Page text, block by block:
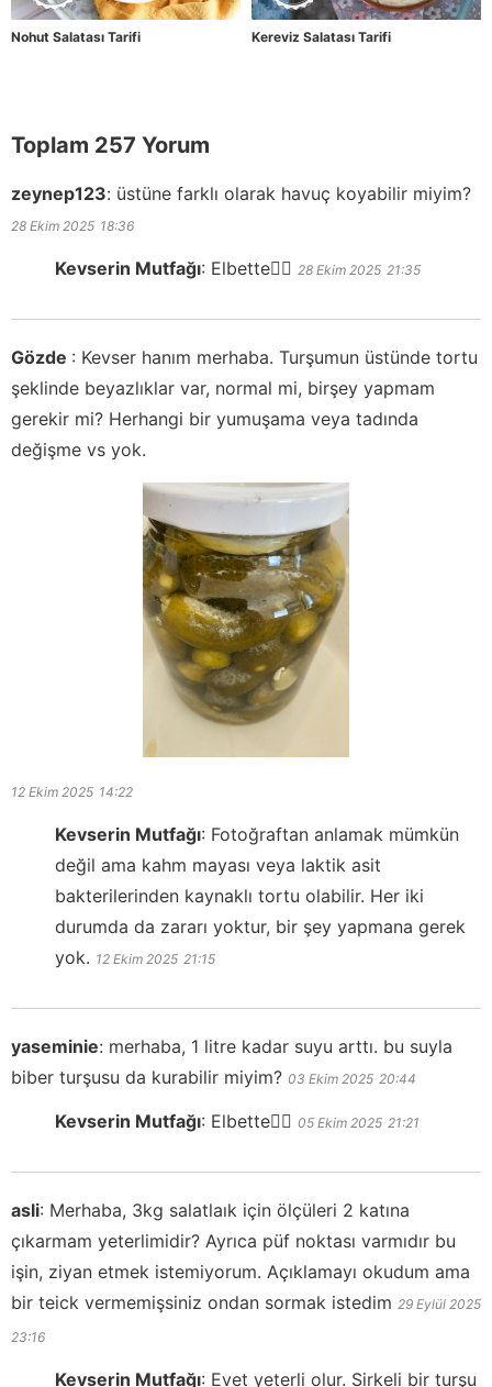
Nohut Salatası Tarifi Kereviz Salatası Tarifi
Toplam 257 Yorum
zeynep123: üstüne farklı olarak havuç koyabilir miyim?
28 Ekim 2025 18:36
Kevserin Mutfağı: Elbette👍🏻 28 Ekim 2025 21:35
Gözde : Kevser hanım merhaba. Turşumun üstünde tortu
şeklinde beyazlıklar var, normal mi, birşey yapmam
gerekir mi? Herhangi bir yumuşama veya tadında
değişme vs yok.
12 Ekim 2025 14:22
Kevserin Mutfağı: Fotoğraftan anlamak mümkün
değil ama kahm mayası veya laktik asit
bakterilerinden kaynaklı tortu olabilir. Her iki
durumda da zararı yoktur, bir şey yapmana gerek
yok. 12 Ekim 2025 21:15
yaseminie: merhaba, 1 litre kadar suyu arttı. bu suyla
biber turşusu da kurabilir miyim? 03 Ekim 2025 20:44
Kevserin Mutfağı: Elbette👍🏻 05 Ekim 2025 21:21
asli: Merhaba, 3kg salatlaık için ölçüleri 2 katına
çıkarmam yeterlimidir? Ayrıca püf noktası varmıdır bu
işin, ziyan etmek istemiyorum. Açıklamayı okudum ama
bir teick vermemişsiniz ondan sormak istedim 29 Eylül 2025
23:16
Kevserin Mutfağı: Evet yeterli olur. Sirkeli bir turşu